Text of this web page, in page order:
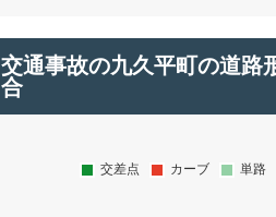
交通事故の九久平町の道路
合